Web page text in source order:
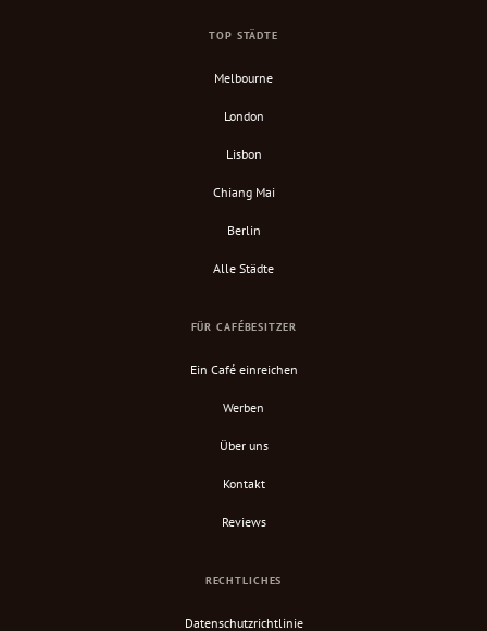
TOP STÄDTE
Melbourne
London
Lisbon
Chiang Mai
Berlin
Alle Städte
FÜR CAFÉBESITZER
Ein Café einreichen
Werben
Über uns
Kontakt
Reviews
RECHTLICHES
Datenschutzrichtlinie